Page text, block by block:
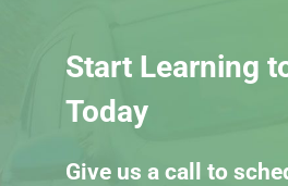
Start Learning
Today
Give us a call to